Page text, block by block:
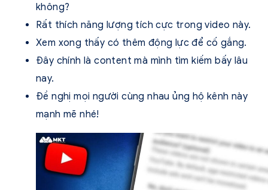
không?
Rất thích năng lượng tích cực trong video này.
Xem xong thấy có thêm động lực để cố gắng.
Đây chính là content mà mình tìm kiếm bấy lâu
nay.
Đề nghị mọi người cùng nhau ủng hộ kênh này
mạnh mẽ nhé!